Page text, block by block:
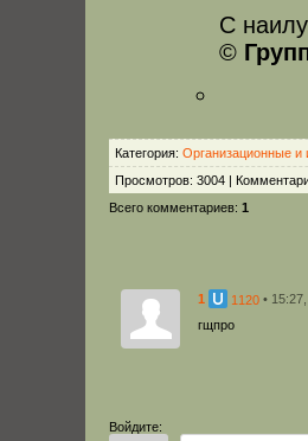
С
©
Категория: Организационные
Просмотров: 3004 |
Всего комментариев: 1
1 1120 •
гщпро
Войдите: